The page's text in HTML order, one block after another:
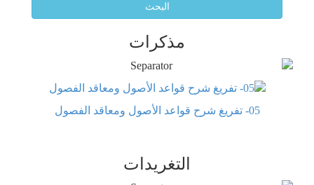
البحث
مذكرات
05- تفريغ شرح قواعد الأصول ومعاقد الفصول
التغريدات